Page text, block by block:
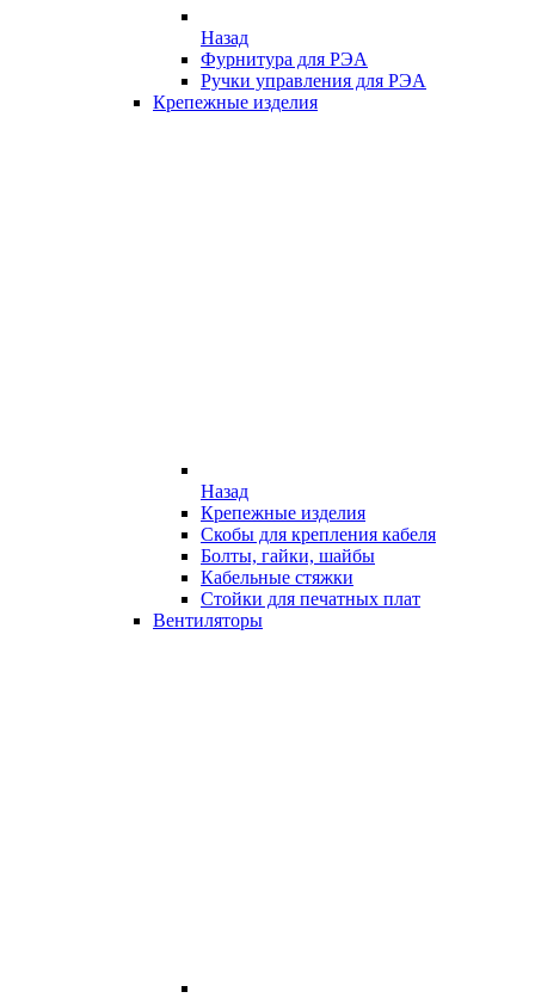
Назад
Фурнитура для РЭА
Ручки управления для РЭА
Крепежные изделия
Назад
Крепежные изделия
Скобы для крепления кабеля
Болты, гайки, шайбы
Кабельные стяжки
Стойки для печатных плат
Вентиляторы